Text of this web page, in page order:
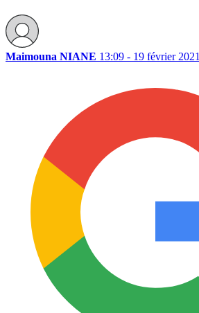
Maimouna NIANE 13:09 - 19 février 2021